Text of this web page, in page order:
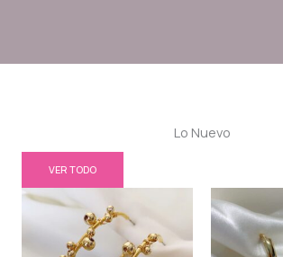
Lo Nuevo
VER TODO